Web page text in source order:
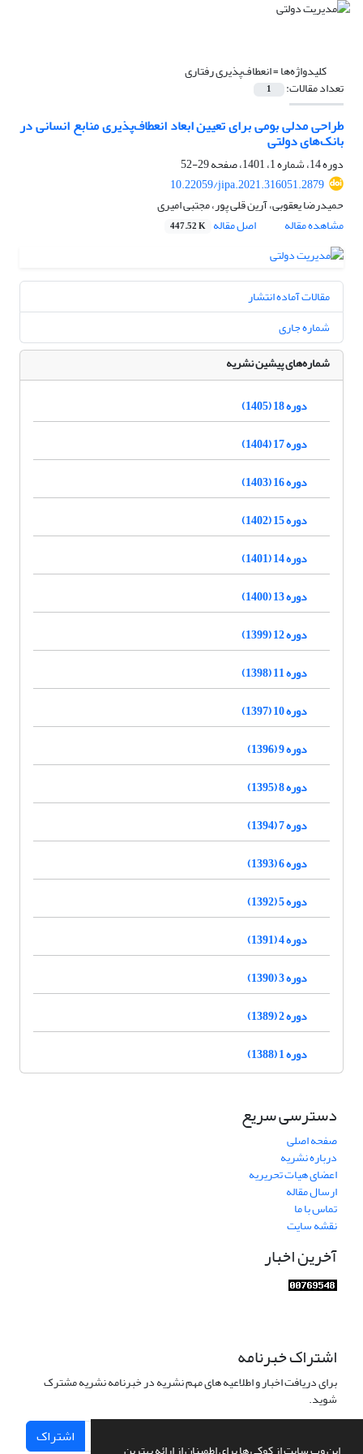
کلیدواژه‌ها =انعطاف‌پذیری رفتاری
تعداد مقالات: 1
طراحی مدلی بومی برای تعیین ابعاد انعطاف‌پذیری منابع انسانی در
بانک‏‌های دولتی
دوره 14، شماره 1، 1401، صفحه
29-52
10.22059/jipa.2021.316051.2879
حمیدرضا یعقوبی، آرین قلی پور، مجتبی امیری
مشاهده مقاله
اصل مقاله 447.52 K
مقالات آماده انتشار
شماره جاری
شماره‌های پیشین نشریه
دوره 18 (1405)
دوره 17 (1404)
دوره 16 (1403)
دوره 15 (1402)
دوره 14 (1401)
دوره 13 (1400)
دوره 12 (1399)
دوره 11 (1398)
دوره 10 (1397)
دوره 9 (1396)
دوره 8 (1395)
دوره 7 (1394)
دوره 6 (1393)
دوره 5 (1392)
دوره 4 (1391)
دوره 3 (1390)
دوره 2 (1389)
دوره 1 (1388)
دسترسی سریع
صفحه اصلی
درباره نشریه
اعضای هیات تحریریه
ارسال مقاله
تماس با ما
نقشه سایت
آخرین اخبار
اشتراک خبرنامه
برای دریافت اخبار و اطلاعیه های مهم نشریه در خبرنامه نشریه مشترک
شوید.
اشتراک